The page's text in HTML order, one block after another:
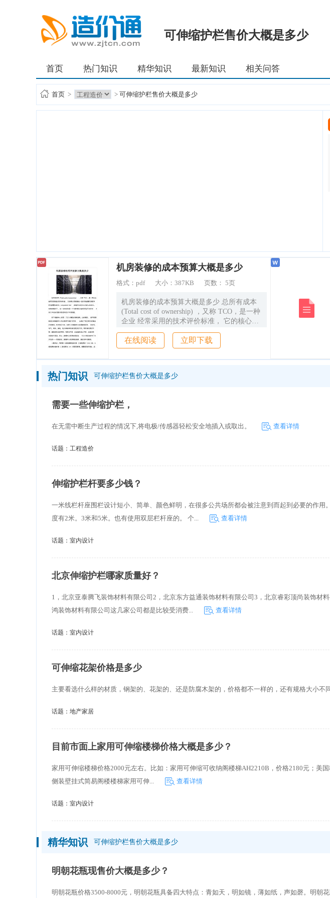
造价通
可伸缩护栏售价大概是多少
首页 热门知识 精华知识 最新知识 相关问答
首页 > > 可伸缩护栏售价大概是多少
机房装修的成本预算大概是多少
格式： pdf 大小： 387KB 页数： 5页
机房装修的成本预算大概是多少 总所有成本
(Total cost of ownership) ，又称 TCO，是一种
企业 经常采用的技术评价标准， 它的核心思
想是在一定时间范围内所拥有 的包括置业成
本（acquisition cost ）和每年总成本在内的总
体成本。 在某些情况下， 这一总体成本是一
个为获得可比较的现行开支而对 3 到 5 年时
心而言，TCO 的概念同样适用。众所周知，
求。可用性的不同，包含了对数据中心机房建
等诸系统建设要求的不同。既然建设要求不
正比 关系的——也就是说，数据中心机房等
在线阅读 立即下载
热门知识 可伸缩护栏售价大概是多少
需要一些伸缩护栏，
在无需中断生产过程的情况下,将电极/传感器轻松安全地插入或取出。 查看详情
话题： 工程造价
伸缩护栏杆要多少钱？
一米线栏杆座围栏设计短小、简单、颜色鲜明，在很多公共场所都会被注意到而起到必要的作
度有2米。3米和5米。也有使用双层栏杆座的。 个...
查看详情
话题： 室内设计
北京伸缩护栏哪家质量好？
1，北京亚泰腾飞装饰材料有限公司2，北京东方益通装饰材料有限公司3，北京睿彩顶尚装饰材
鸿装饰材料有限公司这几家公司都是比较受消费...
查看详情
话题： 室内设计
可伸缩花架价格是多少
主要看选什么样的材质，钢架的、花架的、还是防腐木架的，价格都不一样的，还有规格大小不
话题： 地产家居
目前市面上家用可伸缩楼梯价格大概是多少？
家用可伸缩楼梯价格2000元左右。比如：家用可伸缩可收纳阁楼梯AH2210B，价格2180元；美
侧装壁挂式简易阁楼楼梯家用可伸...
查看详情
话题： 室内设计
精华知识 可伸缩护栏售价大概是多少
明朝花瓶现售价大概是多少？
明朝花瓶价格3500-8000元，明朝花瓶具备四大特点：青如天，明如镜，薄如纸，声如磬。明朝